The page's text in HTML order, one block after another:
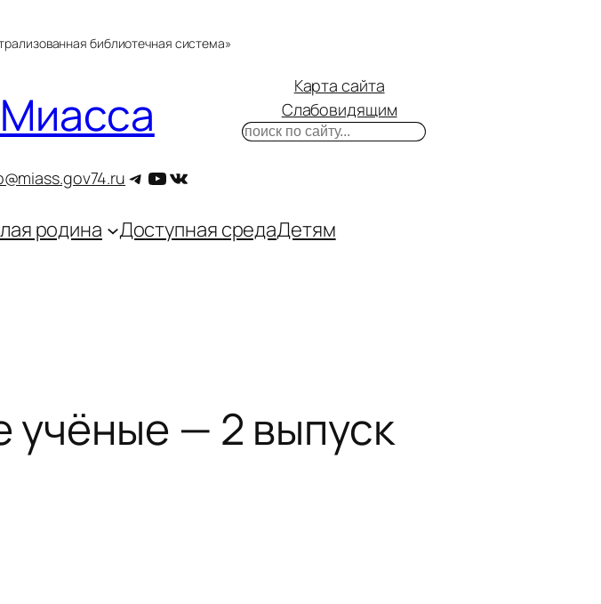
библиотечная система»
Telegram
YouTube
ВКонтакте
Карта сайта
Слабовидящим
Поиск
родина Доступная средаДетям
учёные — 2 выпуск